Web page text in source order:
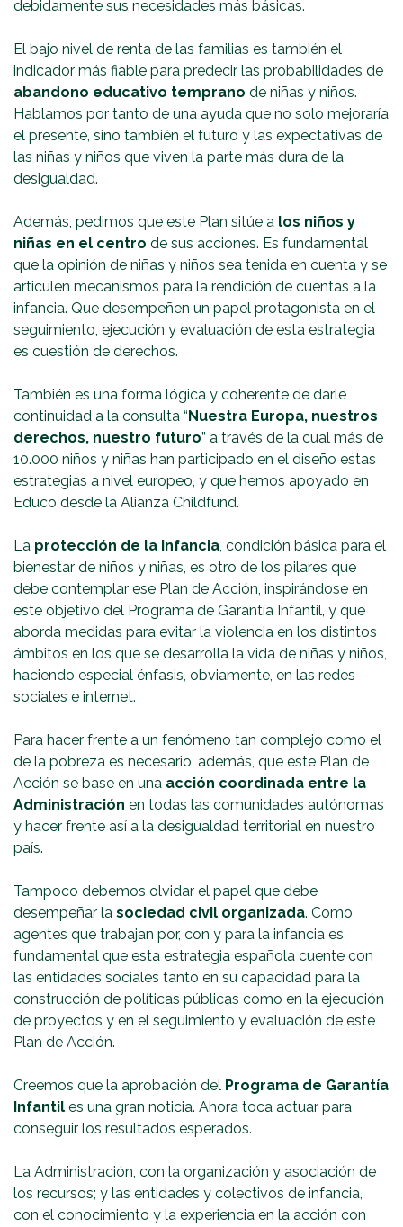
debidamente sus necesidades más básicas.
El bajo nivel de renta de las familias es también el
indicador más fiable para predecir las probabilidades de
abandono educativo temprano de niñas y niños.
Hablamos por tanto de una ayuda que no solo mejoraría
el presente, sino también el futuro y las expectativas de
las niñas y niños que viven la parte más dura de la
desigualdad.
Además, pedimos que este Plan sitúe a los niños y
niñas en el centro de sus acciones. Es fundamental
que la opinión de niñas y niños sea tenida en cuenta y se
articulen mecanismos para la rendición de cuentas a la
infancia. Que desempeñen un papel protagonista en el
seguimiento, ejecución y evaluación de esta estrategia
es cuestión de derechos.
También es una forma lógica y coherente de darle
continuidad a la consulta “ Nuestra Europa, nuestros
derechos, nuestro futuro” a través de la cual más de
10.000 niños y niñas han participado en el diseño estas
estrategias a nivel europeo, y que hemos apoyado en
Educo desde la Alianza Childfund.
La protección de la infancia, condición básica para el
bienestar de niños y niñas, es otro de los pilares que
debe contemplar ese Plan de Acción, inspirándose en
este objetivo del Programa de Garantía Infantil, y que
aborda medidas para evitar la violencia en los distintos
ámbitos en los que se desarrolla la vida de niñas y niños,
haciendo especial énfasis, obviamente, en las redes
sociales e internet.
Para hacer frente a un fenómeno tan complejo como el
de la pobreza es necesario, además, que este Plan de
Acción se base en una acción coordinada entre la
Administración en todas las comunidades autónomas
y hacer frente así a la desigualdad territorial en nuestro
país.
Tampoco debemos olvidar el papel que debe
desempeñar la sociedad civil organizada. Como
agentes que trabajan por, con y para la infancia es
fundamental que esta estrategia española cuente con
las entidades sociales tanto en su capacidad para la
construcción de políticas públicas como en la ejecución
de proyectos y en el seguimiento y evaluación de este
Plan de Acción.
Creemos que la aprobación del Programa de Garantía
Infantil es una gran noticia. Ahora toca actuar para
conseguir los resultados esperados.
La Administración, con la organización y asociación de
los recursos; y las entidades y colectivos de infancia,
con el conocimiento y la experiencia en la acción con